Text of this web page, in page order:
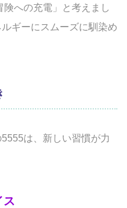
への充電」と考えまし
ギーにスムーズに馴染め
は、新しい習慣が力
ス